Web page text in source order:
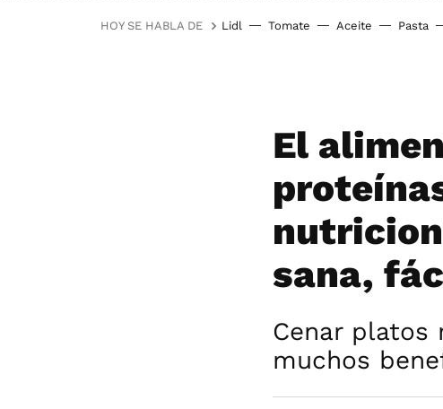
HOY SE HABLA DE Lidl Tomate Aceite Pasta
El
sana,
Cenar platos
muchos